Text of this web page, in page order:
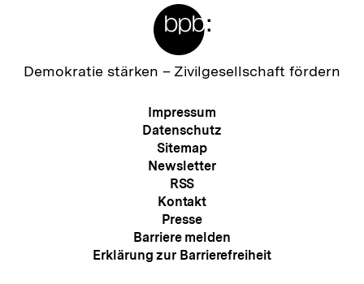
Zur
Demokratie stärken – Zivilgesellschaft fördern
Meta-
Navigation
Impressum
Datenschutz
Sitemap
Newsletter
RSS
Kontakt
Presse
Barriere melden
Erklärung zur Barrierefreiheit